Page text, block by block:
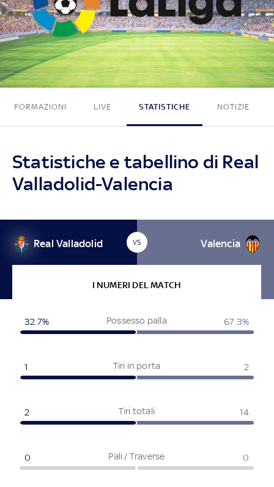
1 - 0
FORMAZIONI LIVE STATISTICHE NOTIZIE
Statistiche e tabellino di Real
Valladolid-Valencia
Real Valladolid VS Valencia
I NUMERI DEL MATCH
Possesso palla
32.7% 67.3%
Tiri in porta
1 2
Tiri totali
2 14
Pali / Traverse
0 0